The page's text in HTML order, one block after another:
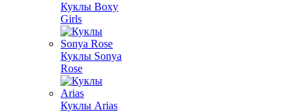
Куклы Boxy
Girls
Куклы Sonya
Rose
Куклы Arias